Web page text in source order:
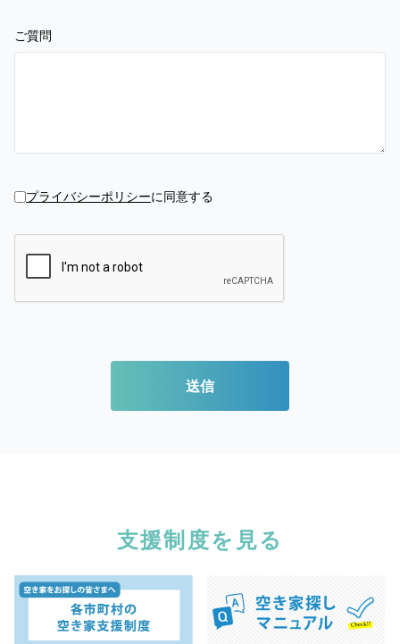
ご質問
プライバシーポリシーに同意する
送信
支援制度を見る